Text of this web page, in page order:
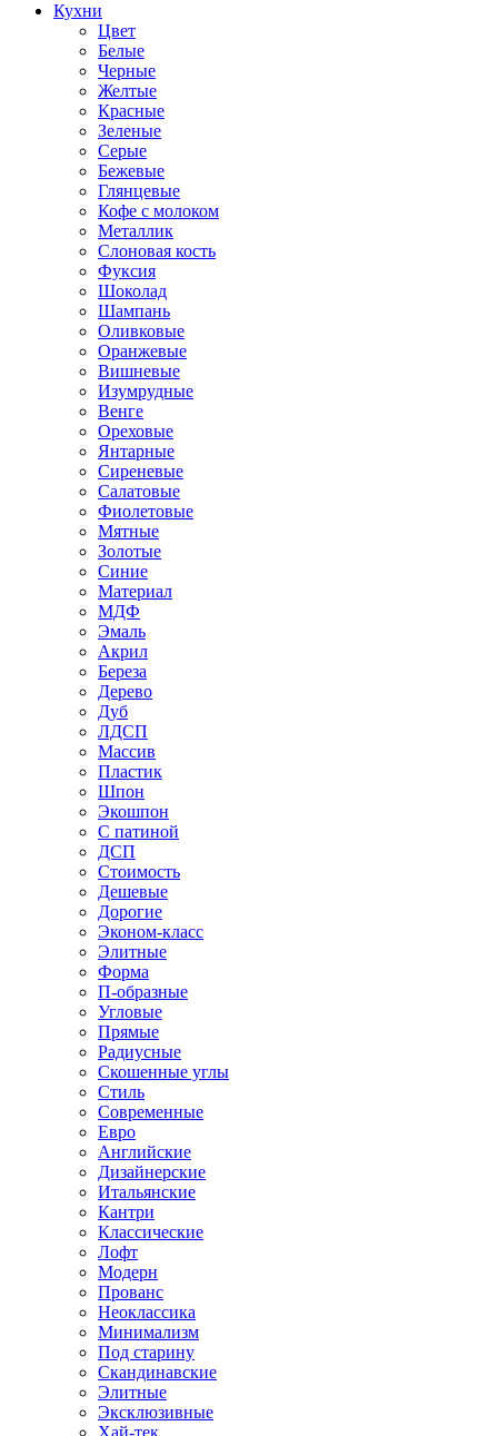
Кухни
Цвет
Белые
Черные
Желтые
Красные
Зеленые
Серые
Бежевые
Глянцевые
Кофе с молоком
Металлик
Слоновая кость
Фуксия
Шоколад
Шампань
Оливковые
Оранжевые
Вишневые
Изумрудные
Венге
Ореховые
Янтарные
Сиреневые
Салатовые
Фиолетовые
Мятные
Золотые
Синие
Материал
МДФ
Эмаль
Акрил
Береза
Дерево
Дуб
ЛДСП
Массив
Пластик
Шпон
Экошпон
С патиной
ДСП
Стоимость
Дешевые
Дорогие
Эконом-класс
Элитные
Форма
П-образные
Угловые
Прямые
Радиусные
Скошенные углы
Стиль
Современные
Евро
Английские
Дизайнерские
Итальянские
Кантри
Классические
Лофт
Модерн
Прованс
Неоклассика
Минимализм
Под старину
Скандинавские
Элитные
Эксклюзивные
Хай-тек